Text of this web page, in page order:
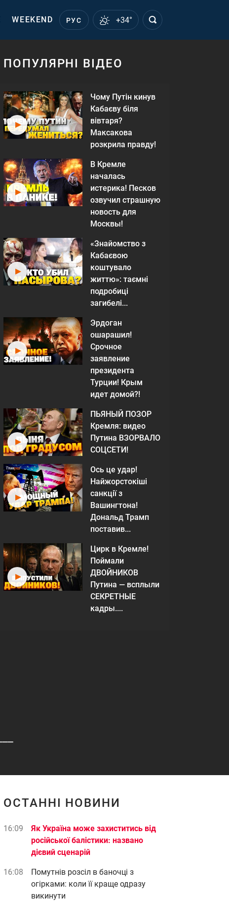
WEEKEND РУС +34°
ПОПУЛЯРНІ ВІДЕО
Чому Путін кинув
Кабаєву біля
вівтаря?
Максакова
розкрила правду!
В Кремле
началась
истерика! Песков
озвучил страшную
новость для
Москвы!
«Знайомство з
Кабаєвою
коштувало
життю»: таємні
подробиці
загибелі...
Эрдоган
ошарашил!
Срочное
заявление
президента
Турции! Крым
идет домой?!
ПЬЯНЫЙ ПОЗОР
Кремля: видео
Путина ВЗОРВАЛО
СОЦСЕТИ!
Ось це удар!
Найжорстокіші
санкції з
Вашингтона!
Дональд Трамп
поставив...
Цирк в Кремле!
Поймали
ДВОЙНИКОВ
Путина — всплыли
СЕКРЕТНЫЕ
кадры....
ОСТАННІ НОВИНИ
16:09
Як Україна може захиститись від
російської балістики: названо
дієвий сценарій
16:08
Помутнів розсіл в баночці з
огірками: коли її краще одразу
викинути